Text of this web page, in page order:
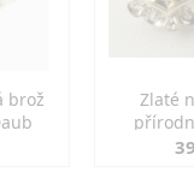
brož
Zlaté